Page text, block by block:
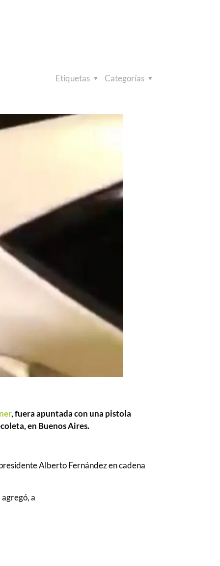
Categorías
Etiquetas
, fuera apuntada con una pistola
en Buenos Aires.
Alberto Fernández en cadena
a